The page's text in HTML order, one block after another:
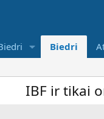
Biedri
IBF ir tikai